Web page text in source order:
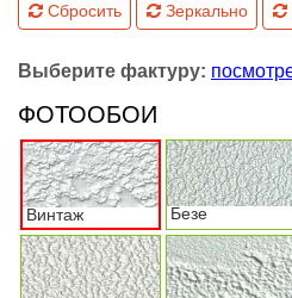
Сбросить Зеркально
Выберите фактуру:
ФОТООБОИ
Винтаж Безе